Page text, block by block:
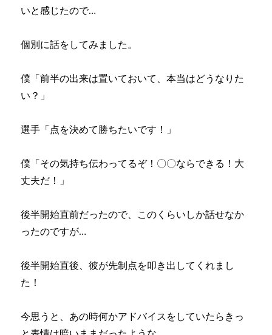
いと感じたので…
個別に話をしてみました。
僕「前半の出来は置いておいて、本当はどうなりた
い？」
選手「点を決めて勝ちたいです！」
僕「その気持ち伝わってるぞ！〇〇ならできる！大
丈夫だ！」
後半開始直前だったので、このくらいしか話せなか
ったのですが…
後半開始直後、彼が先制点を叩き出してくれまし
た！
今思うと、あの時何かアドバイスをしていたらきっ